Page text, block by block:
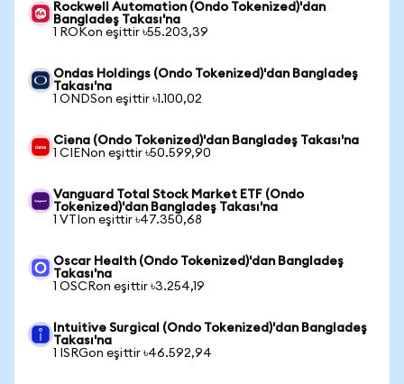
Rockwell Automation (Ondo Tokenized)'dan
Bangladeş Takası'na
1 ROKon eşittir ৳55.203,39
Ondas Holdings (Ondo Tokenized)'dan Bangladeş
Takası'na
1 ONDSon eşittir ৳1.100,02
Ciena (Ondo Tokenized)'dan Bangladeş Takası'na
1 CIENon eşittir ৳50.599,90
Vanguard Total Stock Market ETF (Ondo
Tokenized)'dan Bangladeş Takası'na
1 VTIon eşittir ৳47.350,68
Oscar Health (Ondo Tokenized)'dan Bangladeş
Takası'na
1 OSCRon eşittir ৳3.254,19
Intuitive Surgical (Ondo Tokenized)'dan Bangladeş
Takası'na
1 ISRGon eşittir ৳46.592,94